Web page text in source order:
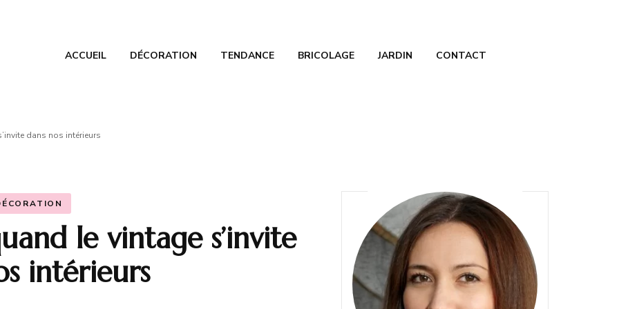
de Nathalie
ACCUEIL DÉCORATION TENDANCE BRICOLAGE JARDIN CONTACT
dans nos intérieurs
le vintage s’invite
intérieurs